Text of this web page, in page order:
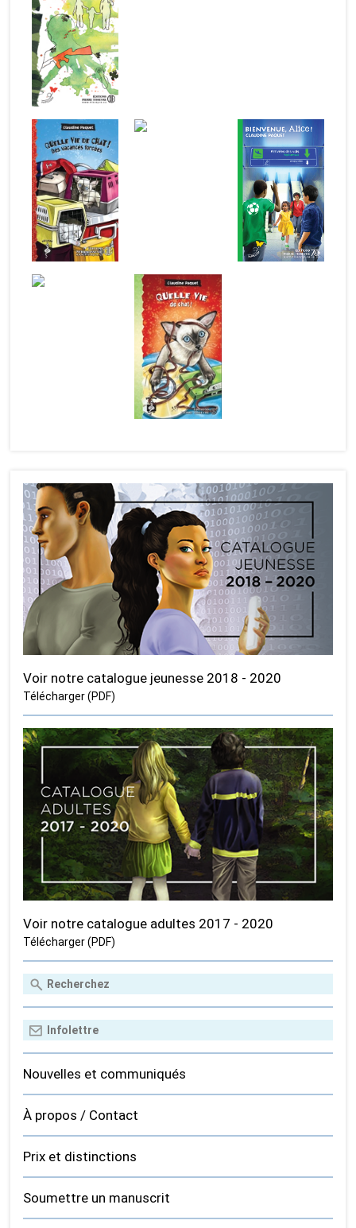
Voir notre catalogue jeunesse 2018 - 2020
Télécharger (PDF)
Voir notre catalogue adultes 2017 - 2020
Télécharger (PDF)
Nouvelles et communiqués
À propos / Contact
Prix et distinctions
Soumettre un manuscrit